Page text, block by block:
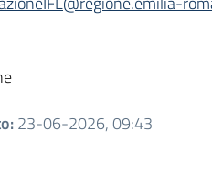
:23-06-2026, 09:43